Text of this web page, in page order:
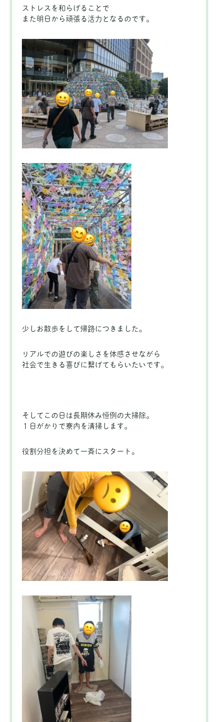
ストレスを和らげることで
また明日から頑張る活力となるのです。
少しお散歩をして帰路につきました。
リアルでの遊びの楽しさを体感させながら
社会で生きる喜びに繋げてもらいたいです。
そしてこの日は長期休み恒例の大掃除。
１日がかりで寮内を清掃します。
役割分担を決めて一斉にスタート。